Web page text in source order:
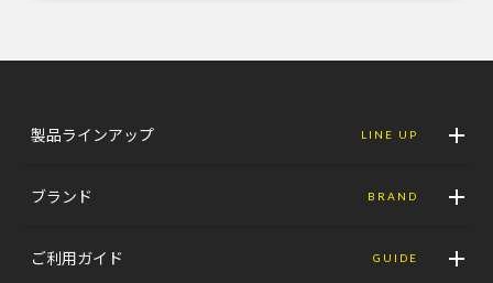
製品ラインアップ LINE UP
ブランド BRAND
ご利用ガイド GUIDE